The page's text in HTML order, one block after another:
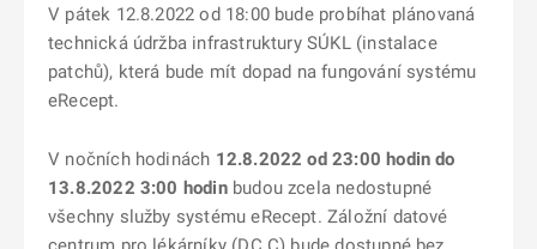
V pátek 12.8.2022 od 18:00 bude probíhat plánovaná
technická údržba infrastruktury SÚKL (instalace
patchů), která bude mít dopad na fungování systému
eRecept.
V nočních hodinách 12.8.2022 od 23:00 hodin do
13.8.2022 3:00 hodinbudou zcela nedostupné
všechny služby systému eRecept. Záložní datové